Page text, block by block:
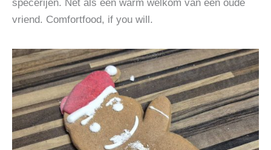
specerijen. Net als een warm welkom van een oude
vriend. Comfortfood, if you will.